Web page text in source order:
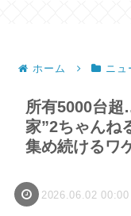
ホーム ニュ
所有5000台
家”2ちゃんね
集め続けるワ
2026.06.02 00:00